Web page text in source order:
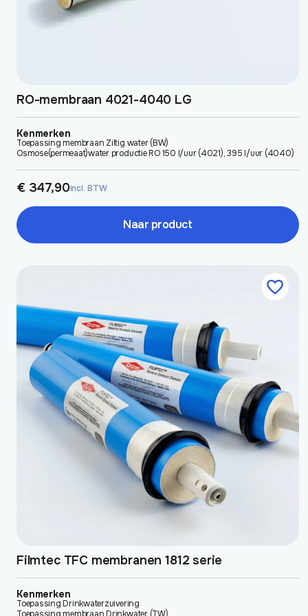
RO-membraan 4021-4040 LG
Kenmerken
Toepassing membraan Ziltig water (BW)
Osmose(permeaat)water productie RO 150 l/uur (4021), 395 l/uur (4040)
€347,90incl. BTW
Naar product
Filmtec TFC membranen 1812 serie
Kenmerken
Toepassing Drinkwaterzuivering
heeft
meerdere
variaties.
Deze
optie
gekozen